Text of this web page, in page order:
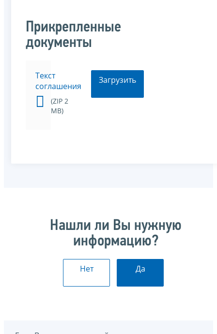
Прикрепленные
документы
Текст
соглашения
(ZIP 2
MB)
Загрузить
Нашли ли Вы нужную
информацию?
Нет Да